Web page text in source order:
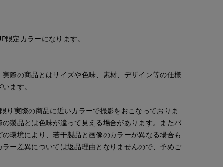
le cassetto
ao
岡山天満屋SUPERIORCLOSET
157 cm
kaori
那覇メインプレイスI.T.'S.international
157cm
ゆうき
那覇メインプレイス
150cm
限定カラーになります。
際の商品とはサイズや色味、素材、デザイン等の仕様
ます。
り実際の商品に近いカラーで撮影をおこなっておりま
製品とは色味が違って見える場合があります。またパ
環境により、若干製品と画像のカラーが異なる場合も
ラー差異については返品理由となりませんので、予めご